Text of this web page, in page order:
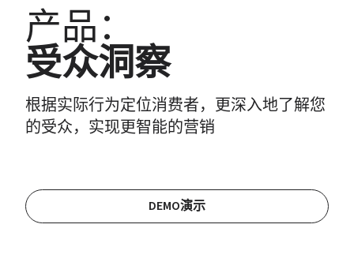
产品：
受众洞察
根据实际行为定位消费者，更深入地了解您
的受众，实现更智能的营销
DEMO演示